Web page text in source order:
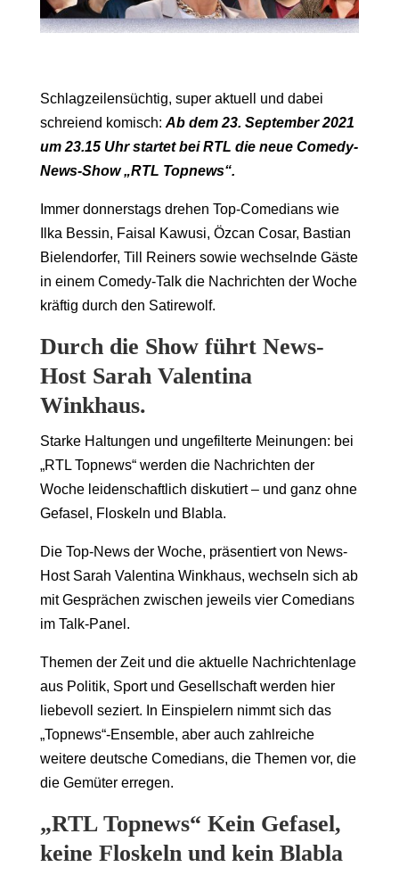
Schlagzeilensüchtig, super aktuell und dabei
schreiend komisch: Ab dem 23. September 2021
um 23.15 Uhr startet bei RTL die neue Comedy-
News-Show „RTL Topnews“.
Immer donnerstags drehen Top-Comedians wie
Ilka Bessin, Faisal Kawusi, Özcan Cosar, Bastian
Bielendorfer, Till Reiners sowie wechselnde Gäste
in einem Comedy-Talk die Nachrichten der Woche
kräftig durch den Satirewolf.
Durch die Show führt News-
Host Sarah Valentina
Winkhaus.
Starke Haltungen und ungefilterte Meinungen: bei
„RTL Topnews“ werden die Nachrichten der
Woche leidenschaftlich diskutiert – und ganz ohne
Gefasel, Floskeln und Blabla.
Die Top-News der Woche, präsentiert von News-
Host Sarah Valentina Winkhaus, wechseln sich ab
mit Gesprächen zwischen jeweils vier Comedians
im Talk-Panel.
Themen der Zeit und die aktuelle Nachrichtenlage
aus Politik, Sport und Gesellschaft werden hier
liebevoll seziert. In Einspielern nimmt sich das
„Topnews“-Ensemble, aber auch zahlreiche
weitere deutsche Comedians, die Themen vor, die
die Gemüter erregen.
„RTL Topnews“ Kein Gefasel,
keine Floskeln und kein Blabla